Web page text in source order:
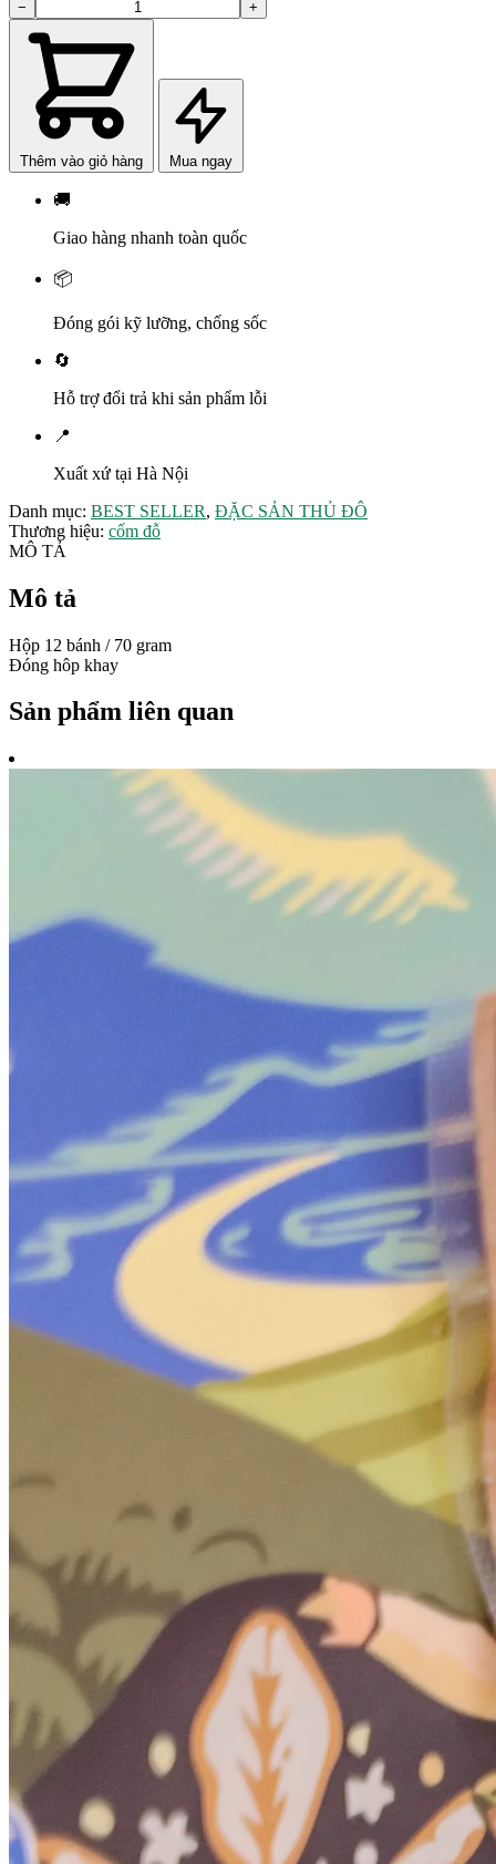
−
Bánh
cốm
lượng
+
Thêm vào giỏ hàng Mua ngay
🚚
Giao hàng nhanh toàn quốc
📦
Đóng gói kỹ lưỡng, chống sốc
🔄
Hỗ trợ đổi trả khi sản phẩm lỗi
📍
Xuất xứ tại Hà Nội
Danh mục: BEST SELLER, ĐẶC SẢN THỦ ĐÔ
Thương hiệu: cốm đỗ
MÔ TẢ
Mô tả
Hộp 12 bánh / 70 gram
Đóng hôp khay
Sản phẩm liên quan